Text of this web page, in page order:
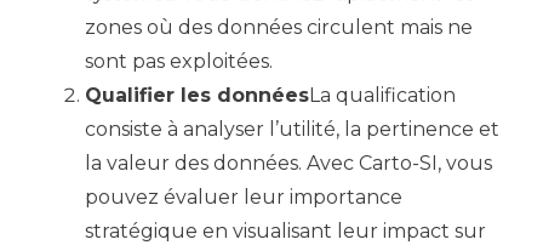
zones où des données circulent mais ne
sont pas exploitées.
Qualifier les donnéesLa qualification
consiste à analyser l’utilité, la pertinence et
la valeur des données. Avec Carto-SI, vous
pouvez évaluer leur importance
stratégique en visualisant leur impact sur